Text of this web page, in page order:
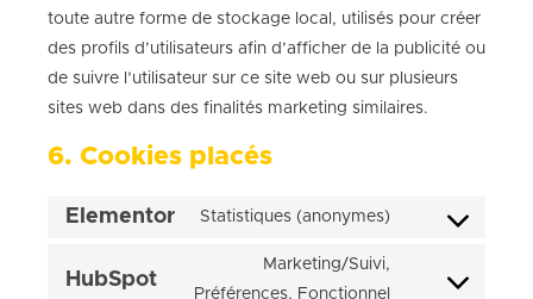
toute autre forme de stockage local, utilisés pour créer
des profils d’utilisateurs afin d’afficher de la publicité ou
de suivre l’utilisateur sur ce site web ou sur plusieurs
sites web dans des finalités marketing similaires.
6. Cookies placés
Elementor Statistiques (anonymes)
HubSpot
Marketing/Suivi,
Préférences, Fonctionnel